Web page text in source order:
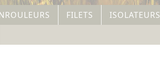
FILETS ISOLATEURS